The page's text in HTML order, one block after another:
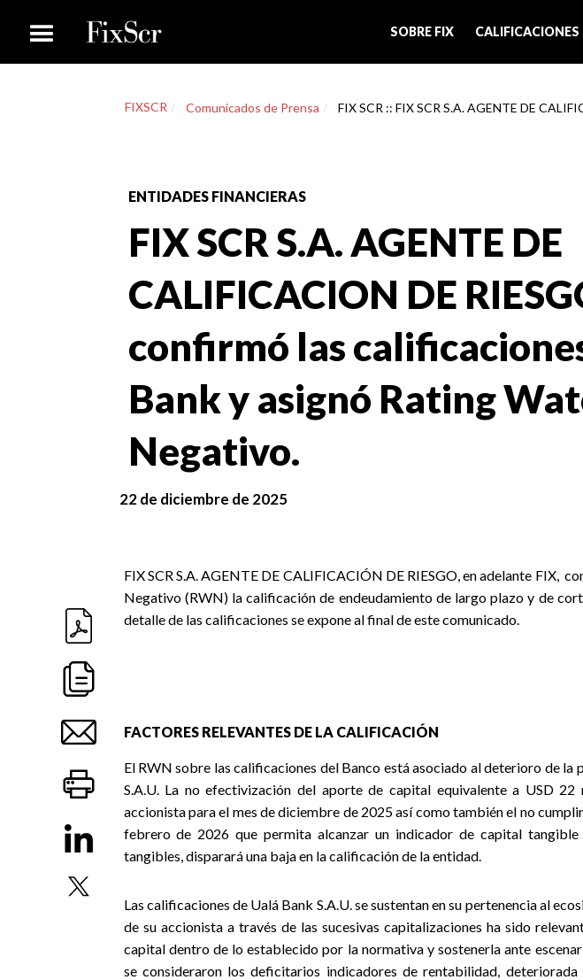
SOBRE FIX CALIFICACIONES
FIXSCR Comunicados de Prensa FIX SCR :: FIX SCR S.A. AGENTE DE
ENTIDADES FINANCIERAS
FIX SCR S.A. AGENTE DE
CALIFICACION DE
confirmó las
Bank y asignó Rating
Negativo.
22 de diciembre de 2025
FIX SCR S.A. AGENTE DE CALIFICACIÓN DE RIESGO, en adelante FIX,
Negativo (RWN) la calificación de endeudamiento de largo plazo y de
detalle de las calificaciones se expone al final de este comunicado.
FACTORES RELEVANTES DE LA CALIFICACIÓN
El RWN sobre las calificaciones del Banco está asociado al deterioro de la
S.A.U. La no efectivización del aporte de capital equivalente a USD
accionista para el mes de diciembre de 2025 así como también el no
febrero de 2026 que permita alcanzar un indicador de capital
tangibles, disparará una baja en la calificación de la entidad.
Las calificaciones de Ualá Bank S.A.U. se sustentan en su pertenencia al
de su accionista a través de las sucesivas capitalizaciones ha sido
capital dentro de lo establecido por la normativa y sostenerla ante
se consideraron los deficitarios indicadores de rentabilidad, deteriorada